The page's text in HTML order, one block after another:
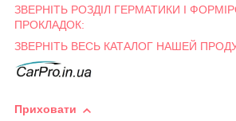
ЗВЕРНІТЬ РОЗДІЛ ГЕРМАТИКИ І
ПРОКЛАДОК:
ЗВЕРНІТЬ ВЕСЬ КАТАЛОГ НАШЕЙ
Приховати